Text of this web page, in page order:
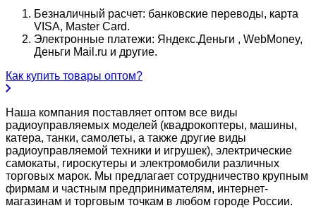
Безналичный расчет: банковские переводы, карта
VISA, Master Card.
Электронные платежи: Яндекс.Деньги , WebMoney,
Деньги Mail.ru и другие.
Как купить товары оптом?
Наша компания поставляет оптом все виды
радиоуправляемых моделей (квадрокоптеры, машины,
катера, танки, самолеты, а также другие виды
радиоуправляемой техники и игрушек), электрические
самокаты, гироскутеры и электромобили различных
торговых марок. Мы предлагает сотрудничество крупным
фирмам и частным предпринимателям, интернет-
магазинам и торговым точкам в любом городе России.